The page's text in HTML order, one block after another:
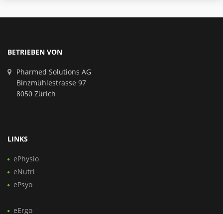
BETRIEBEN VON
Pharmed Solutions AG
Binzmühlestrasse 97
8050 Zürich
LINKS
ePhysio
eNutri
ePsyo
eErgo